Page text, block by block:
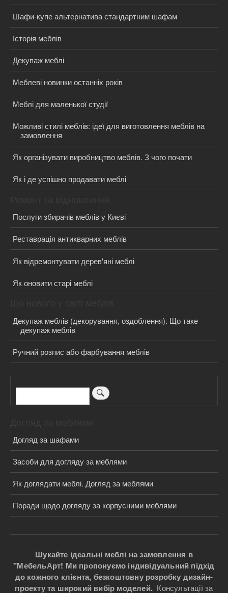
Шафи-купе альтернатива стандартним шафам
Історія меблів
Декупаж меблі
Меблеві новинки останніх років
Меблі для маленької студії
Можливі стилі меблів: ідеї для виготовлення меблів на
замовлення
Як організувати виробництво меблів. З чого почати
Як і де успішно продавати меблі
Послуги збирачів меблів у Києві
Реставрація антикварних меблів
Як відремонтувати дерев'яні меблі
Як оновити старі меблі
Декупаж меблів (декорування, оздоблення). Що таке
декупаж меблів
Ручний розпис або фарбування меблів
Пошук
Догляд за шафами
Засоби для догляду за меблями
Як доглядати меблі. Догляд за меблями
Поради щодо догляду за корпусними меблями
Шукайте ідеальні меблі на замовлення в
"МебельАрт! Ми пропонуємо індивідуальний підхід
до кожного клієнта, безкоштовну розробку дизайн-
проекту та широкий вибір моделей. Консультації за